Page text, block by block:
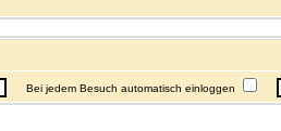
Bei jedem Besuch automatisch einloggen